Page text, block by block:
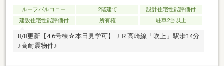
ルーフバルコニー 2階建て
設計住宅性能評価付
建設住宅性能評価付
所有権 駐車2台以上
8/8更新【4.6号棟☆本日見学可】ＪＲ高崎線「吹上」駅歩14分
♪高耐震物件♪